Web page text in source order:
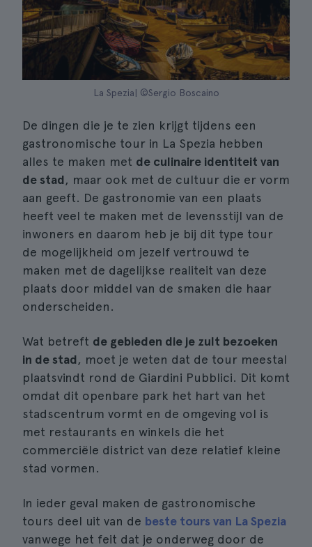
La Spezia| ©Sergio Boscaino
De dingen die je te zien krijgt tijdens een
gastronomische tour in La Spezia hebben
alles te maken met de culinaire identiteit van
de stad, maar ook met de cultuur die er vorm
aan geeft. De gastronomie van een plaats
heeft veel te maken met de levensstijl van de
inwoners en daarom heb je bij dit type tour
de mogelijkheid om jezelf vertrouwd te
maken met de dagelijkse realiteit van deze
plaats door middel van de smaken die haar
onderscheiden.
Wat betreft de gebieden die je zult bezoeken
in de stad, moet je weten dat de tour meestal
plaatsvindt rond de Giardini Pubblici. Dit komt
omdat dit openbare park het hart van het
stadscentrum vormt en de omgeving vol is
met restaurants en winkels die het
commerciële district van deze relatief kleine
stad vormen.
In ieder geval maken de gastronomische
tours deel uit van de beste tours van La Spezia
vanwege het feit dat je onderweg door de